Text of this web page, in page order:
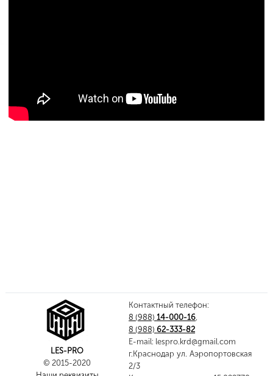
LES-PRO
© 2015-2020
Контактный телефон:
8 (988) 14-000-16
8 (988)62-333-82
E-mail: lespro.krd@gmail.com
г.Краснодар ул. Аэропортовская
2/3